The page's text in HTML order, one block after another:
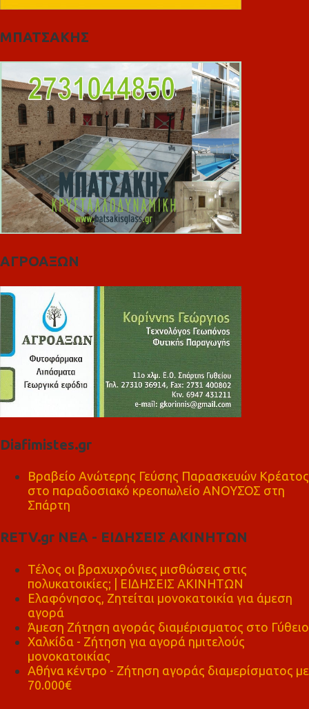
ΜΠΑΤΣΑΚΗΣ
ΑΓΡΟΑΞΩΝ
Diafimistes.gr
Βραβείο Ανώτερης Γεύσης Παρασκευών Κρέατος
στο παραδοσιακό κρεοπωλείο ΑΝΟΥΣΟΣ στη
Σπάρτη
RETV.gr ΝΕΑ - ΕΙΔΗΣΕΙΣ ΑΚΙΝΗΤΩΝ
Τέλος οι βραχυχρόνιες μισθώσεις στις
πολυκατοικίες; | ΕΙΔΗΣΕΙΣ ΑΚΙΝΗΤΩΝ
Ελαφόνησος, Ζητείται μονοκατοικία για άμεση
αγορά
Άμεση Ζήτηση αγοράς διαμέρισματος στο Γύθειο
Χαλκίδα - Ζήτηση για αγορά ημιτελούς
μονοκατοικίας
Αθήνα κέντρο - Ζήτηση αγοράς διαμερίσματος με
70.000€